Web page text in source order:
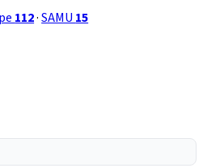
112·SAMU 15